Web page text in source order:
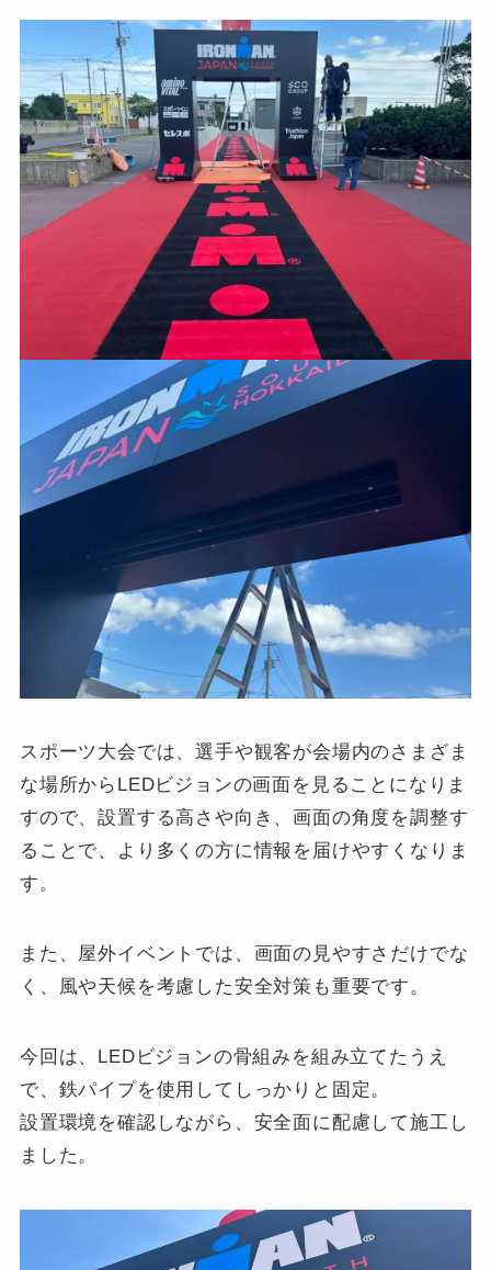
スポーツ大会では、選手や観客が会場内のさまざま
な場所からLEDビジョンの画面を見ることになりま
すので、設置する高さや向き、画面の角度を調整す
ることで、より多くの方に情報を届けやすくなりま
す。
また、屋外イベントでは、画面の見やすさだけでな
く、風や天候を考慮した安全対策も重要です。
今回は、LEDビジョンの骨組みを組み立てたうえ
で、鉄パイプを使用してしっかりと固定。
設置環境を確認しながら、安全面に配慮して施工し
ました。